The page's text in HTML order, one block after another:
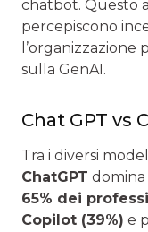
chatbot. Questo
percepiscono
sulla GenAI.
Chat GPT vs
Tra i diversi
ChatGPT
65% dei
Copilot (39%) e